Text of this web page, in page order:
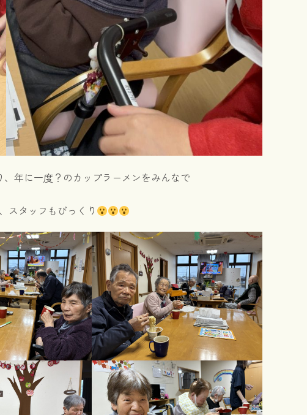
年に一度？のカップラーメンをみんなで
スタッフもびっくり